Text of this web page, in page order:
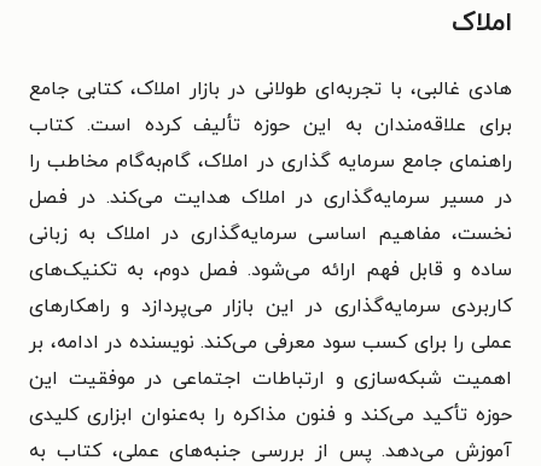
املاک
هادی غالبی، با تجربه‌ای طولانی در بازار املاک، کتابی جامع
برای علاقه‌مندان به این حوزه تألیف کرده است. کتاب
راهنمای جامع سرمایه گذاری در املاک، گام‌به‌گام مخاطب را
در مسیر سرمایه‌گذاری در املاک هدایت می‌کند.در فصل
نخست، مفاهیم اساسی سرمایه‌گذاری در املاک به زبانی
ساده و قابل فهم ارائه می‌شود. فصل دوم، به تکنیک‌های
کاربردی سرمایه‌گذاری در این بازار می‌پردازد و راهکارهای
عملی را برای کسب سود معرفی می‌کند. نویسنده در ادامه، بر
اهمیت شبکه‌سازی و ارتباطات اجتماعی در موفقیت این
حوزه تأکید می‌کند و فنون مذاکره را به‌عنوان ابزاری کلیدی
آموزش می‌دهد. پس از بررسی جنبه‌های عملی، کتاب به